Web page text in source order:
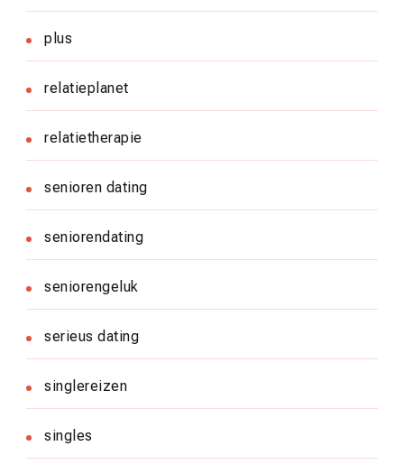
plus
relatieplanet
relatietherapie
senioren dating
seniorendating
seniorengeluk
serieus dating
singlereizen
singles